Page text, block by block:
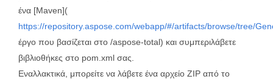
ένα [Maven](
https://repository.aspose.com/webapp/#/artifacts/browse/tree/
έργο που βασίζεται στο /aspose-total) και συμπεριλάβετε
βιβλιοθήκες στο pom.xml σας.
Εναλλακτικά, μπορείτε να λάβετε ένα αρχείο ZIP από το